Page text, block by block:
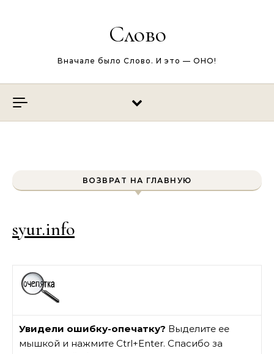
Слово
Вначале было Слово. И это — ОНО!
ВОЗВРАТ НА ГЛАВНУЮ
syur.info
Увидели ошибку-опечатку? Выделите ее
мышкой и нажмите Ctrl+Enter. Спасибо за